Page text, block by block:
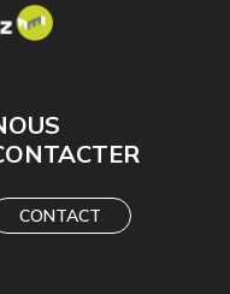
CONTACT